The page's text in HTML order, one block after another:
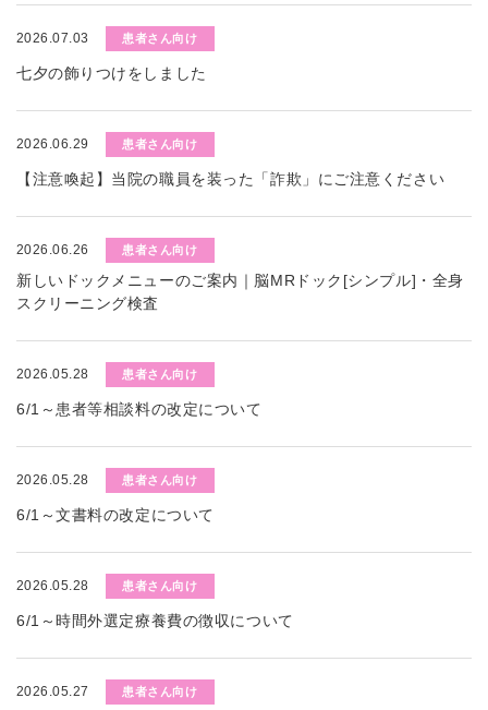
2026.07.03 患者さん向け
七夕の飾りつけをしました
2026.06.29 患者さん向け
【注意喚起】当院の職員を装った「詐欺」にご注意ください
2026.06.26 患者さん向け
新しいドックメニューのご案内｜脳MRドック[シンプル]・全身
スクリーニング検査
2026.05.28 患者さん向け
6/1～患者等相談料の改定について
2026.05.28 患者さん向け
6/1～文書料の改定について
2026.05.28 患者さん向け
6/1～時間外選定療養費の徴収について
2026.05.27 患者さん向け